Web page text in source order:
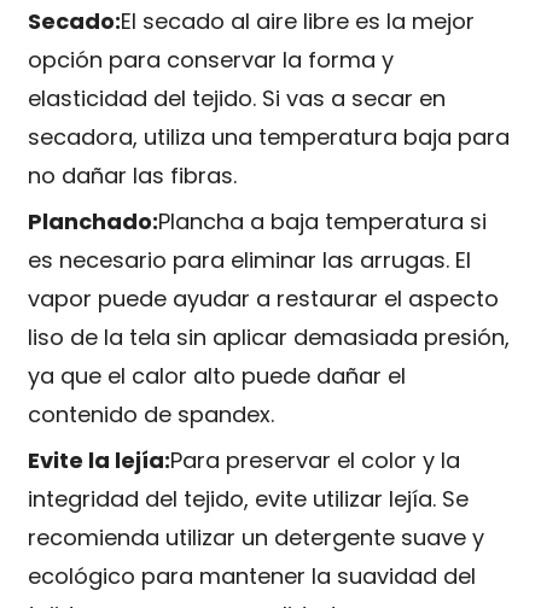
Secado:El secado al aire libre es la mejor
opción para conservar la forma y
elasticidad del tejido. Si vas a secar en
secadora, utiliza una temperatura baja para
no dañar las fibras.
Planchado:Plancha a baja temperatura si
es necesario para eliminar las arrugas. El
vapor puede ayudar a restaurar el aspecto
liso de la tela sin aplicar demasiada presión,
ya que el calor alto puede dañar el
contenido de spandex.
Evite la lejía:Para preservar el color y la
integridad del tejido, evite utilizar lejía. Se
recomienda utilizar un detergente suave y
ecológico para mantener la suavidad del